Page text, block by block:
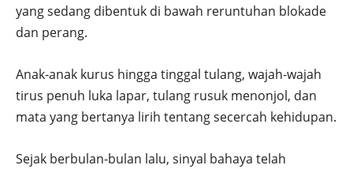
yang sedang dibentuk di bawah reruntuhan blokade
dan perang.
Anak-anak kurus hingga tinggal tulang, wajah-wajah
tirus penuh luka lapar, tulang rusuk menonjol, dan
mata yang bertanya lirih tentang secercah kehidupan.
Sejak berbulan-bulan lalu, sinyal bahaya telah